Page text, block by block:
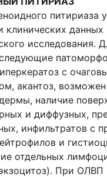
питириаза
клинических данных
исследования.
с
акантоз,
наличие
и диффузных,
инфильтратов с
и
отдельных
При ОЛВП